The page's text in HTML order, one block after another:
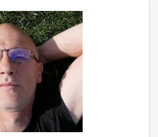
ample connaissance!...